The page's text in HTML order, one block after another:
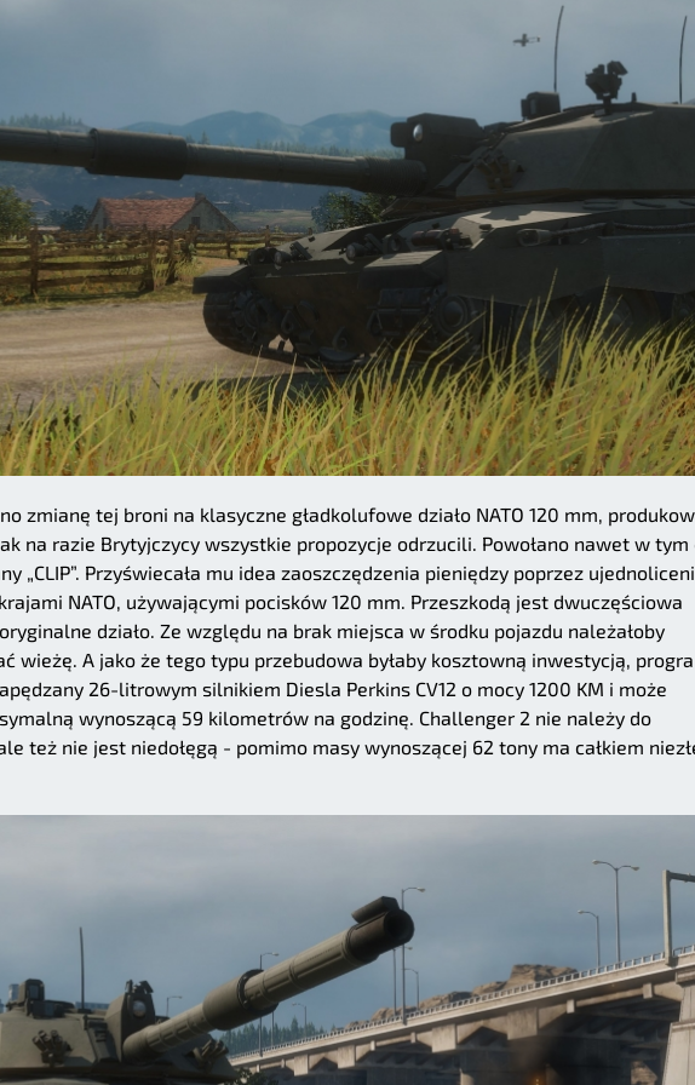
zmianę tej broni na klasyczne gładkolufowe działo NATO 120 mm,
na razie Brytyjczycy wszystkie propozycje odrzucili. Powołano nawet w tym
„CLIP”. Przyświecała mu idea zaoszczędzenia pieniędzy poprzez
NATO, używającymi pocisków 120 mm. Przeszkodą jest dwuczęściowa
działo. Ze względu na brak miejsca w środku pojazdu należałoby
wieżę. A jako że tego typu przebudowa byłaby kosztowną inwestycją,
26-litrowym silnikiem Diesla Perkins CV12 o mocy 1200 KM i może
wynoszącą 59 kilometrów na godzinę. Challenger 2 nie należy do
też nie jest niedołęgą - pomimo masy wynoszącej 62 tony ma całkiem